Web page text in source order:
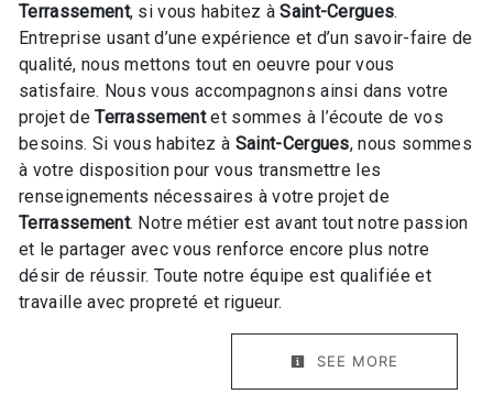
Terrassement, si vous habitez àSaint-Cergues.
Entreprise usant d’une expérience et d’un savoir-faire de
qualité, nous mettons tout en oeuvre pour vous
satisfaire. Nous vous accompagnons ainsi dans votre
projet deTerrassementet sommes à l’écoute de vos
besoins. Si vous habitez à Saint-Cergues, nous sommes
à votre disposition pour vous transmettre les
renseignements nécessaires à votre projet de
Terrassement. Notre métier est avant tout notre passion
et le partager avec vous renforce encore plus notre
désir de réussir. Toute notre équipe est qualifiée et
travaille avec propreté et rigueur.
SEE MORE